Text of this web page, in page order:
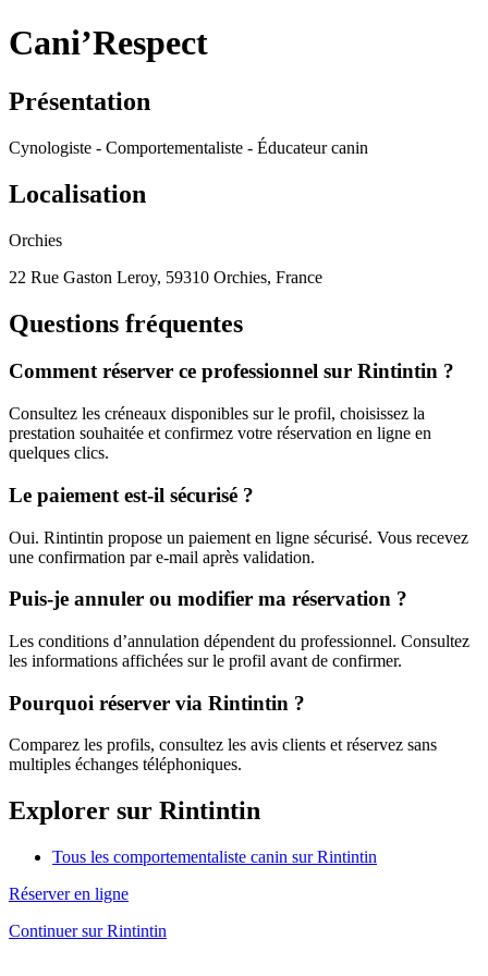
Cani’Respect
Présentation
Cynologiste - Comportementaliste - Éducateur canin
Localisation
Orchies
22 Rue Gaston Leroy, 59310 Orchies, France
Questions fréquentes
Comment réserver ce professionnel sur Rintintin ?
Consultez les créneaux disponibles sur le profil, choisissez la
prestation souhaitée et confirmez votre réservation en ligne en
quelques clics.
Le paiement est-il sécurisé ?
Oui. Rintintin propose un paiement en ligne sécurisé. Vous recevez
une confirmation par e-mail après validation.
Puis-je annuler ou modifier ma réservation ?
Les conditions d’annulation dépendent du professionnel. Consultez
les informations affichées sur le profil avant de confirmer.
Pourquoi réserver via Rintintin ?
Comparez les profils, consultez les avis clients et réservez sans
multiples échanges téléphoniques.
Explorer sur Rintintin
Tous les comportementaliste canin sur Rintintin
Réserver en ligne
Continuer sur Rintintin